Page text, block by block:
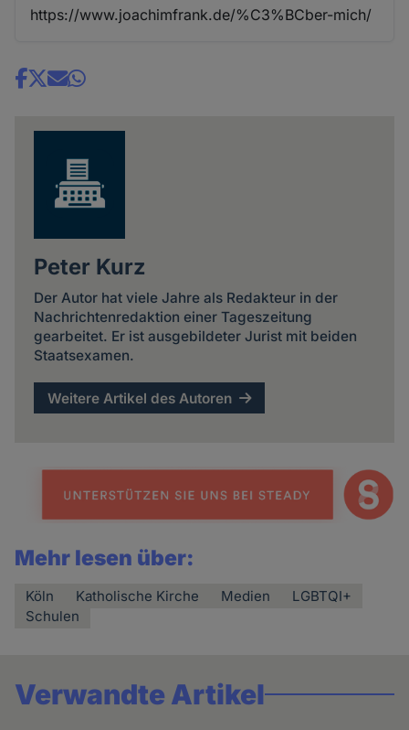
https://www.joachimfrank.de/%C3%BCber-mich/
Share
Peter Kurz
Der Autor hat viele Jahre als Redakteur in der
Nachrichtenredaktion einer Tageszeitung
gearbeitet. Er ist ausgebildeter Jurist mit beiden
Staatsexamen.
Weitere Artikel des Autoren
Mehr lesen über:
Köln Katholische Kirche Medien
LGBTQI+
Schulen
Verwandte Artikel